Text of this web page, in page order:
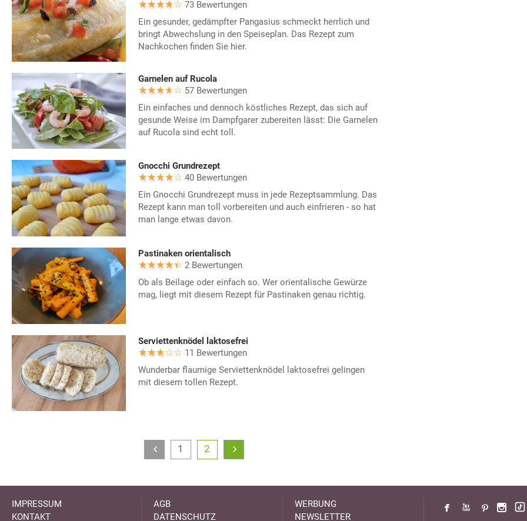
73 Bewertungen
Ein gesunder, gedämpfter Pangasius schmeckt herrlich und
bringt Abwechslung in den Speiseplan. Das Rezept zum
Nachkochen finden Sie hier.
Garnelen auf Rucola
57 Bewertungen
Ein einfaches und dennoch köstliches Rezept, das sich auf
gesunde Weise im Dampfgarer zubereiten lässt: Die Garnelen
auf Rucola sind echt toll.
Gnocchi Grundrezept
40 Bewertungen
Ein Gnocchi Grundrezept muss in jede Rezeptsammlung. Das
Rezept kann man toll vorbereiten und auch einfrieren - so hat
man lange etwas davon.
Pastinaken orientalisch
2 Bewertungen
Ob als Beilage oder einfach so. Wer orientalische Gewürze
mag, liegt mit diesem Rezept für Pastinaken genau richtig.
Serviettenknödel laktosefrei
11 Bewertungen
Wunderbar flaumige Serviettenknödel laktosefrei gelingen
mit diesem tollen Rezept.
1 2
IMPRESSUM
KONTAKT
AGB
DATENSCHUTZ
WERBUNG
NEWSLETTER